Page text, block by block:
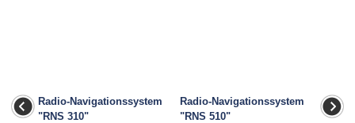
Radio-Navigationssystem
"RNS 310"
Radio-Navigationssystem
"RNS 510"